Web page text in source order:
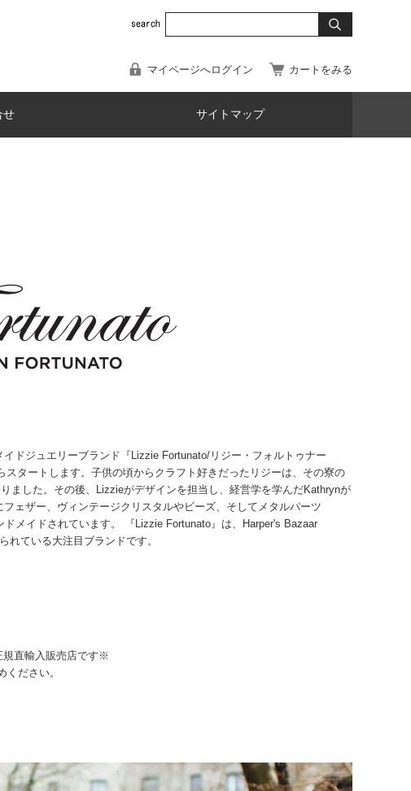
マイページへログイン カートをみる
せ サイトマップ
ドジュエリーブランド『Lizzie Fortunato/リジー・フォルトゥナー
タートします。子供の頃からクラフト好きだったリジーは、その寮の
ました。その後、Lizzieがデザインを担当し、経営学を学んだKathrynが
ェザー、ヴィンテージクリスタルやビーズ、そしてメタルパーツ
メイドされています。 『Lizzie Fortunato』は、Harper's Bazaar
れている大注目ブランドです。
直輸入販売店です※
ください。